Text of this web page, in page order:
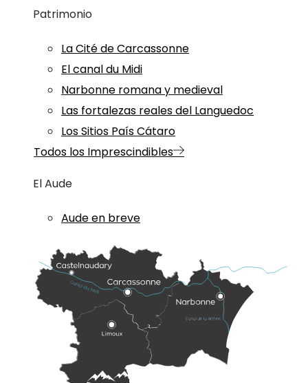
Patrimonio
La Cité de Carcassonne
El canal du Midi
Narbonne romana y medieval
Las fortalezas reales del Languedoc
Los Sitios País Cátaro
Todos los Imprescindibles
El Aude
Aude en breve